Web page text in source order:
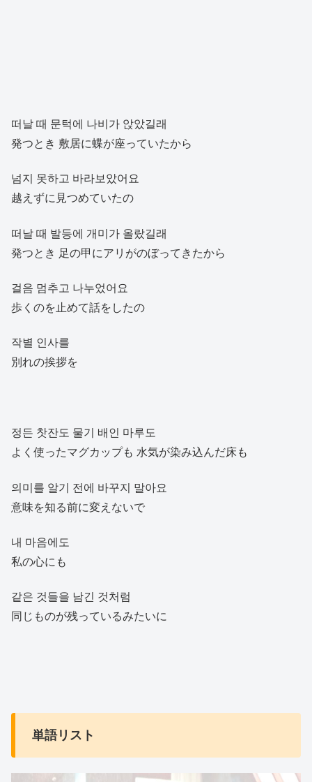
떠날 때 문턱에 나비가 앉았길래
発つとき 敷居に蝶が座っていたから
넘지 못하고 바라보았어요
越えずに見つめていたの
떠날 때 발등에 개미가 올랐길래
発つとき 足の甲にアリがのぼってきたから
걸음 멈추고 나누었어요
歩くのを止めて話をしたの
작별 인사를
別れの挨拶を
정든 찻잔도 물기 배인 마루도
よく使ったマグカップも 水気が染み込んだ床も
의미를 알기 전에 바꾸지 말아요
意味を知る前に変えないで
내 마음에도
私の心にも
같은 것들을 남긴 것처럼
同じものが残っているみたいに
単語リスト